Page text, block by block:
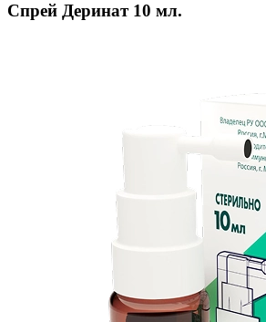
Спрей Деринат 10 мл.